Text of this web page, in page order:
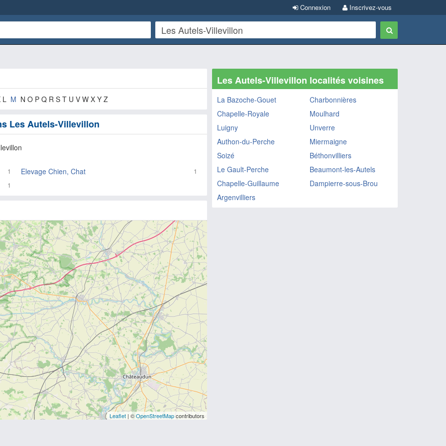
Inscrivez-vous
Connexion
L M N O P Q R S T U V W X Y Z
Les Autels-Villevillon
1 Elevage Chien, Chat
1
1
Leaflet| ©OpenStreetMapcontributors
Les Autels-Villevillon localités voisines
La Bazoche-Gouet
Charbonnières
Chapelle-Royale
Moulhard
Luigny
Unverre
Authon-du-Perche
Miermaigne
Soizé
Béthonvilliers
Le Gault-Perche
Beaumont-les-Autels
Chapelle-Guillaume
Dampierre-sous-Brou
Argenvilliers